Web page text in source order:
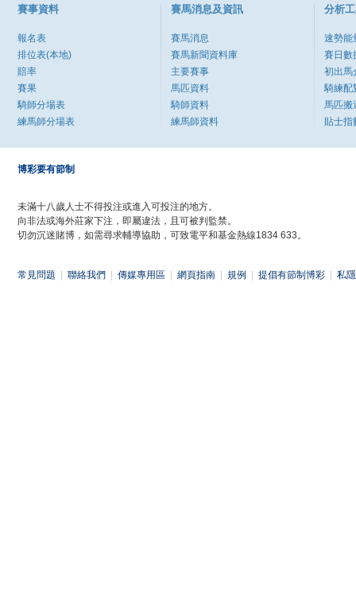
賽事資料
報名表
排位表(本地)
賠率
賽果
騎師分場表
練馬師分場表
賽馬消息及資訊
賽馬消息
賽馬新聞資料庫
主要賽事
馬匹資料
騎師資料
練馬師資料
分析
速勢能
賽日數
初出馬
騎練配
馬匹搬
貼士指
博彩要有節制
未滿十八歲人士不得投注或進入可投注的地方。
向非法或海外莊家下注，即屬違法，且可被判監禁。
切勿沉迷賭博，如需尋求輔導協助，可致電平和基金熱線1834 633。
常見問題 聯絡我們 傳媒專用區 網頁指南 規例 提倡有節制博彩 私